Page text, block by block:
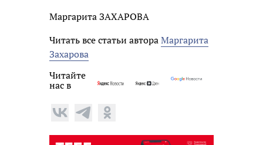
Маргарита ЗАХАРОВА
Читать все статьи автораМаргарита
Захарова
Читайте
нас в